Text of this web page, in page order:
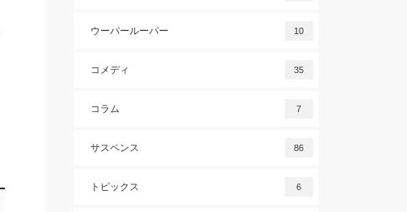
ウーパールーパー 10
コメディ 35
コラム 7
サスペンス 86
トピックス 6